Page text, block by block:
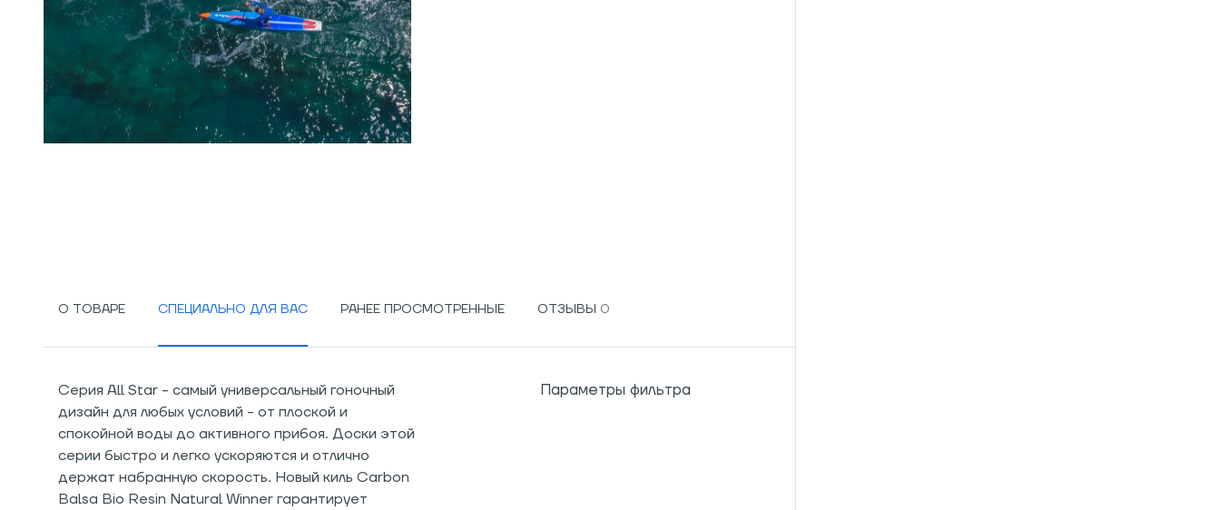
О ТОВАРЕ СПЕЦИАЛЬНО ДЛЯ ВАС РАНЕЕ ПРОСМОТРЕННЫЕ ОТЗЫВЫ
Серия All Star - самый универсальный гоночный
дизайн для любых условий - от плоской и
спокойной воды до активного прибоя. Доски этой
серии быстро и легко ускоряются и отлично
держат набранную скорость. Новый киль Carbon
Balsa Bio Resin Natural Winner гарантирует
Параметры фильтра